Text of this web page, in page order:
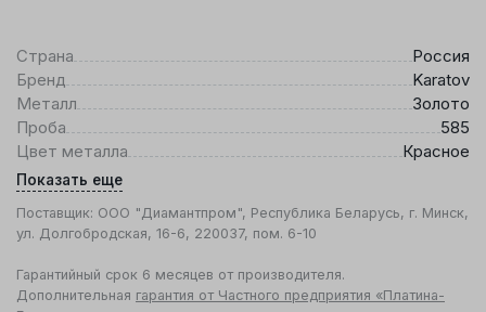
Страна
Россия
Бренд
Karatov
Металл
Золото
Проба
585
Цвет металла
Красное
Показать еще
Поставщик: ООО "Диамантпром", Республика Беларусь, г. Минск,
ул. Долгобродская, 16-6, 220037, пом. 6-10
Гарантийный срок 6 месяцев от производителя.
Дополнительная гарантия от Частного предприятия «Платина-